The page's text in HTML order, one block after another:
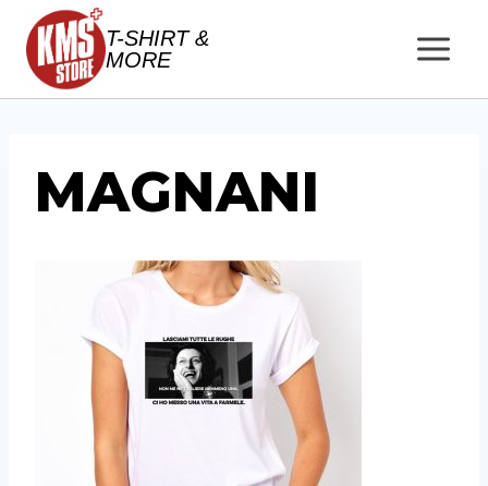
Salta
contenuto
T-SHIRT &
MORE
MAGNANI